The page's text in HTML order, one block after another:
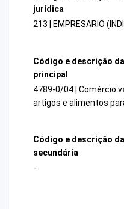
jurídica
213 | EMPRESARIO
Código e descrição
principal
4789-0/04 | Comércio
artigos e alimentos
Código e descrição
secundária
-